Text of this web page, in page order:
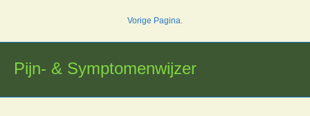
inhoud
Vorige Pagina.
Pijn- & Symptomenwijzer